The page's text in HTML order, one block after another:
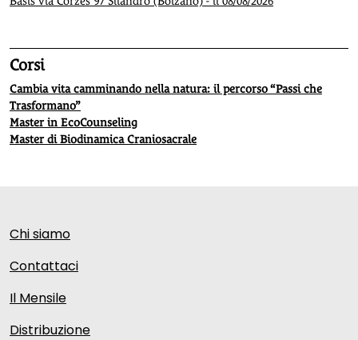
Corsi
Cambia vita camminando nella natura: il percorso “Passi che
Trasformano”
Master in EcoCounseling
Master di Biodinamica Craniosacrale
Chi siamo
Contattaci
Il Mensile
Distribuzione